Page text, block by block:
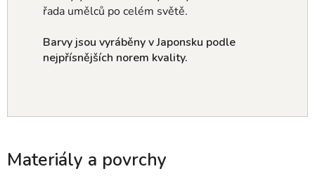
řada umělců po celém světě.
Barvy jsou vyráběny v Japonsku podle
nejpřísnějších norem kvality.
Materiály a povrchy